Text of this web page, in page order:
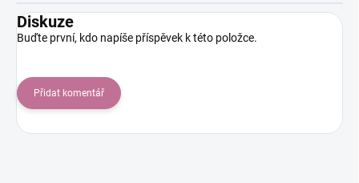
Diskuze
Buďte první, kdo napíše příspěvek k této položce.
Přidat komentář